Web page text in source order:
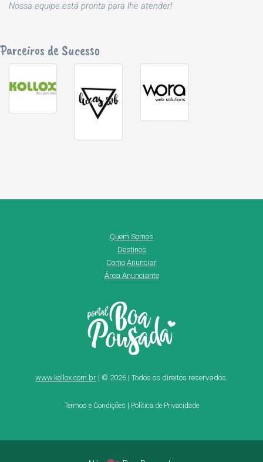
Nossa equipe está pronta para lhe atender!
Parceiros de Sucesso
Quem Somos
Destinos
Como Anunciar
Área Anunciante
www.kollox.com.br | © 2026 | Todos os direitos reservados.
Termos e Condições | Política de Privacidade